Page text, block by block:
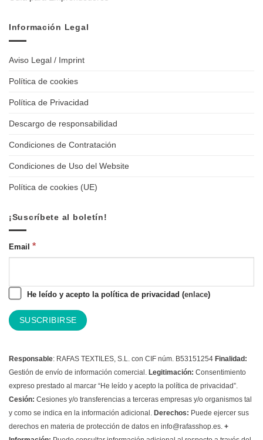
Información Legal
Aviso Legal / Imprint
Política de cookies
Política de Privacidad
Descargo de responsabilidad
Condiciones de Contratación
Condiciones de Uso del Website
Política de cookies (UE)
¡Suscríbete al boletín!
Email *
He leído y acepto la política de privacidad (enlace)
Responsable: RAFAS TEXTILES, S.L. con CIF núm. B53151254 Finalidad:
Gestión de envío de información comercial. Legitimación: Consentimiento
expreso prestado al marcar “He leído y acepto la política de privacidad”.
Cesión: Cesiones y/o transferencias a terceras empresas y/o organismos tal
y como se indica en la información adicional. Derechos: Puede ejercer sus
derechos en materia de protección de datos en info@rafasshop.es. +